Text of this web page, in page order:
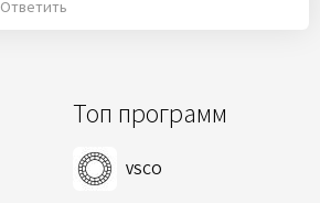
Топ программ
VSCO
Ответить